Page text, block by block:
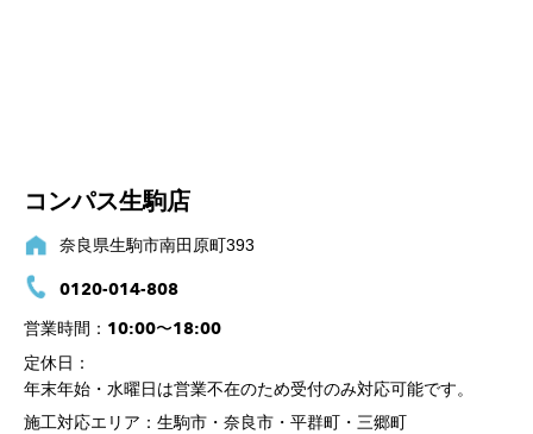
コンパス生駒店
奈良県生駒市南田原町393
0120-014-808
営業時間： 10:00〜18:00
定休日：
年末年始・水曜日は営業不在のため受付のみ対応可能です。
施工対応エリア： 生駒市・奈良市・平群町・三郷町